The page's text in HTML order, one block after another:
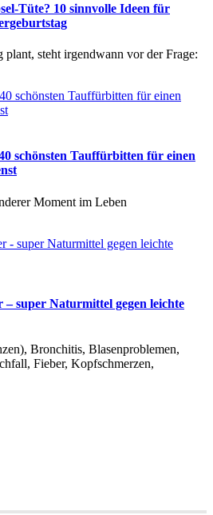
Tüte? 10 sinnvolle Ideen für
plant, steht irgendwann vor der Frage:
schönsten Tauffürbitten für einen
Moment im Leben
– super Naturmittel gegen leichte
Bronchitis, Blasenproblemen,
Fieber, Kopfschmerzen,